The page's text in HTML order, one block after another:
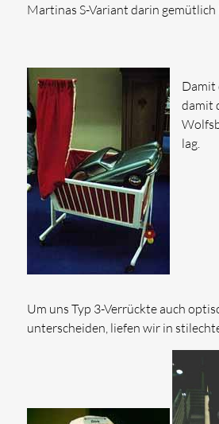
Martinas S-Variant darin
Damit
damit
lag.
Um uns Typ 3-Verrückte auch
unterscheiden, liefen wir in